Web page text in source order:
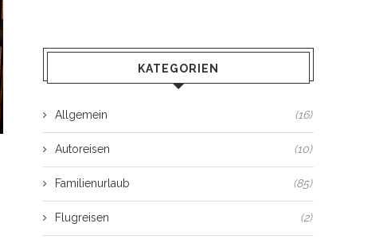
KATEGORIEN
Allgemein (16)
Autoreisen (10)
Familienurlaub (85)
Flugreisen (2)